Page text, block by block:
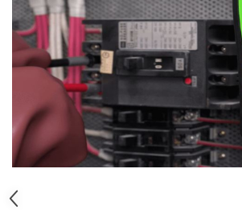
Auto
Roboti de Pornire Auto
Microscoape Biologice